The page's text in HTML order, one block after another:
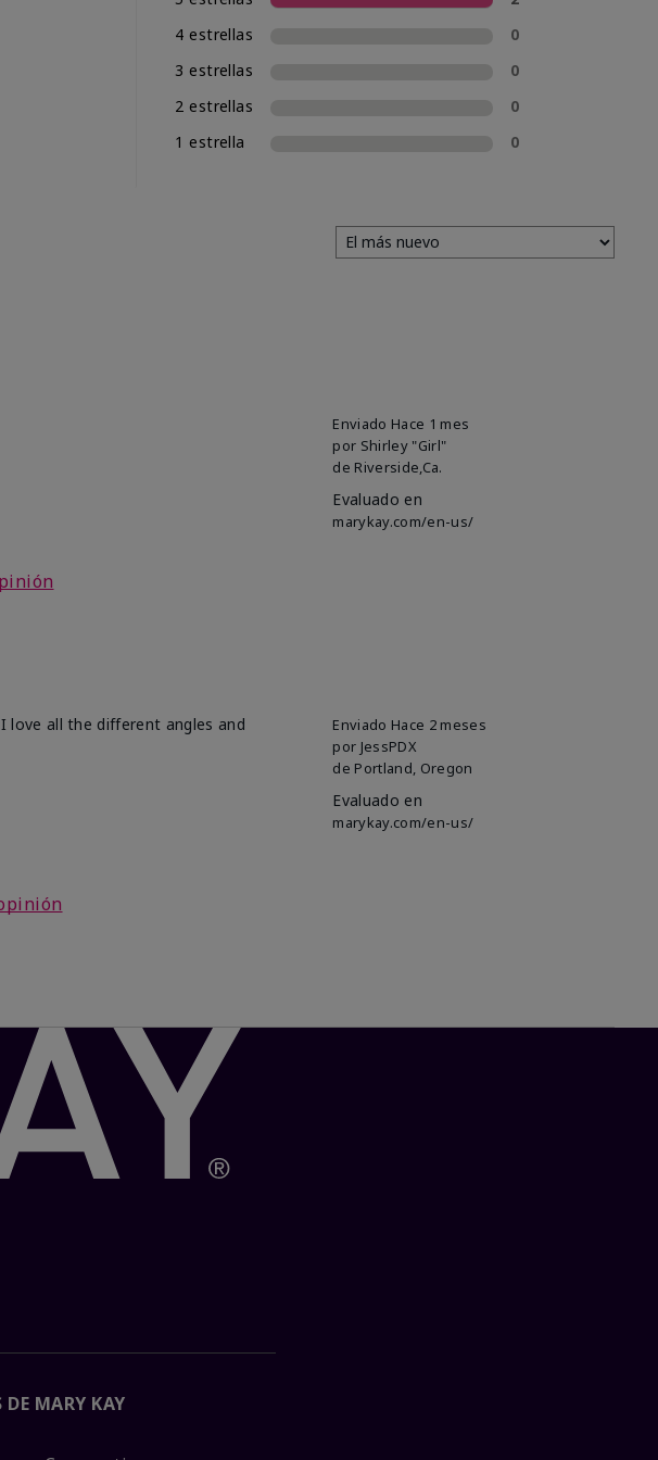
4 estrellas
0
3 estrellas
0
2 estrellas
0
1 estrella
0
Enviado Hace 1 mes
por Shirley "Girl"
de Riverside,Ca.
Evaluado en
marykay.com/en-us/
Enviado Hace 2 meses
por JessPDX
de Portland, Oregon
Evaluado en
marykay.com/en-us/
love all the different angles and
DE MARY KAY